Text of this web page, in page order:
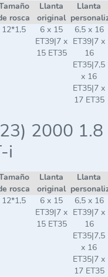
rosca
Llanta
original
Llanta
12*1,5
6 x 15
ET39|7 x
15 ET35
6,5 x 16
ET39|7 x
16
ET35|7,5
x 16
ET35|7 x
17 ET35
2000 1.8
i
rosca
Llanta
original
Llanta
12*1,5
6 x 15
ET39|7 x
15 ET35
6,5 x 16
ET39|7 x
16
ET35|7,5
x 16
ET35|7 x
17 ET35